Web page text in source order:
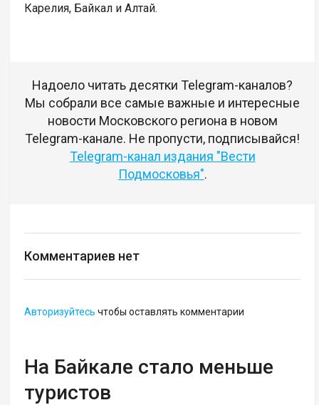
Карелия, Байкал и Алтай.
Надоело читать десятки Telegram-каналов?
Мы собрали все самые важные и интересные
новости Московского региона в новом
Telegram-канале. Не пропусти, подписывайся!
Telegram-канал издания "Вести
Подмосковья".
Комментариев нет
Авторизуйтесь чтобы оставлять комментарии
На Байкале стало меньше
туристов